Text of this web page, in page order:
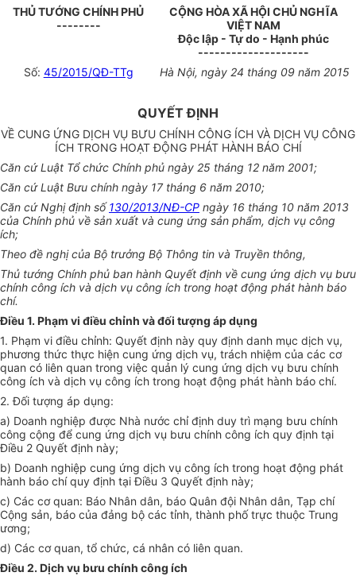
THỦ TƯỚNG CHÍNH PHỦ
--------
CỘNG HÒA XÃ HỘI CHỦ NGHĨA
VIỆT NAM
Độc lập - Tự do - Hạnh phúc
--------------------
Số: 45/2015/QĐ-TTg Hà Nội, ngày 24 tháng 09 năm 2015
QUYẾT ĐỊNH
VỀ CUNG ỨNG DỊCH VỤ BƯU CHÍNH CÔNG ÍCH VÀ DỊCH VỤ CÔNG
ÍCH TRONG HOẠT ĐỘNG PHÁT HÀNH BÁO CHÍ
Căn cứ Luật Tổ chức Chính phủ ngày 25 tháng 12 năm 2001;
Căn cứ Luật Bưu chính ngày 17 tháng 6 năm 2010;
Căn cứ Nghị định số130/2013/NĐ-CP ngày 16 tháng 10 năm 2013
của Chính phủ về sản xuất và cung ứng sản phẩm, dịch vụ công
ích;
Theo đề nghị của Bộ trưởng Bộ Thông tin và Truyền thông,
Thủ tướng Chính phủ ban hành Quyết định về cung ứng dịch vụ bưu
chính công ích và dịch vụ công ích trong hoạt động phát hành báo
chí.
Điều 1. Phạm vi điều chỉnh và đối tượng áp dụng
1. Phạm vi điều chỉnh: Quyết định này quy định danh mục dịch vụ,
phương thức thực hiện cung ứng dịch vụ, trách nhiệm của các cơ
quan có liên quan trong việc quản lý cung ứng dịch vụ bưu chính
công ích và dịch vụ công ích trong hoạt động phát hành báo chí.
2. Đối tượng áp dụng:
a) Doanh nghiệp được Nhà nước chỉ định duy trì mạng bưu chính
công cộng để cung ứng dịch vụ bưu chính công ích quy định tại
Điều 2 Quyết định này;
b) Doanh nghiệp cung ứng dịch vụ công ích trong hoạt động phát
hành báo chí quy định tại Điều 3 Quyết định này;
c) Các cơ quan: Báo Nhân dân, báo Quân đội Nhân dân, Tạp chí
Cộng sản, báo của đảng bộ các tỉnh, thành phố trực thuộc Trung
ương;
d) Các cơ quan, tổ chức, cá nhân có liên quan.
Điều 2. Dịch vụ bưu chính công ích